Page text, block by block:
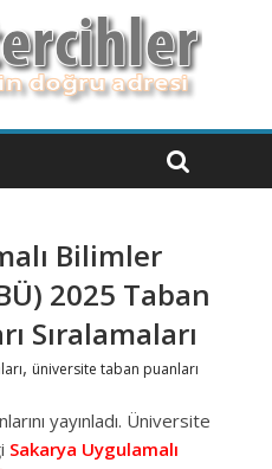
Bilimler
2025 Taban
Sıralamaları
, üniversite taban puanları
yayınladı. Üniversite
Sakarya Uygulamalı